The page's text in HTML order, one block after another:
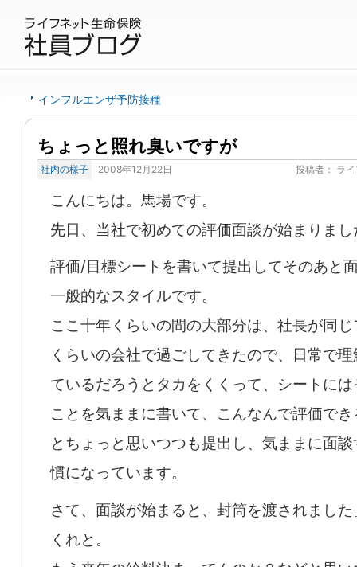
インフルエンザ予防接種
ちょっと照れ臭いですが
社内の様子 2008年12月22日 投稿者： ラ
こんにちは。馬場です。
先日、当社で初めての評価面談が始まりまし
評価/目標シートを書いて提出してそのあと
一般的なスタイルです。
ここ十年くらいの間の大部分は、社長が同
くらいの会社で過ごしてきたので、日常で
ているだろうとタカをくくって、シートに
ことを気ままに書いて、こんなんで評価で
とちょっと思いつつも提出し、気ままに面
慣になっています。
さて、面談が始まると、封筒を渡されまし
くれと。